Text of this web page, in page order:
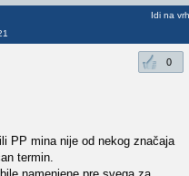
Idi na vrh
0
PP mina nije od nekog značaja
termin.